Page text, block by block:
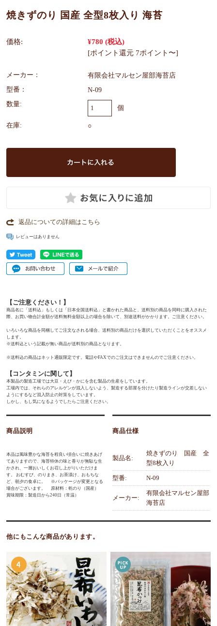
焼きずのり 国産 全型8枚入り 海苔
価格: ¥780 (税込)
[ポイント還元 7ポイント〜]
メーカー：
有限会社マルセン屋部海苔店
型番：
N-09
数量:
個
在庫: ○
返品についての詳細はこちら
レビューはありません
【ご注意ください！】
商品名に「送料込」もしくは「日本全国送料込」と書かれた商品と、送料別の商品を同時に購入された
際、お買い物合計金額が送料無料金額以上の場合を除いて、別途送料がかかります。ご注意ください。
いろいろな商品を同梱してご注文なされる場合、送料別の商品だけを選択していただくことをオススメ
します。
※送料込という記載が無い商品が送料別の商品となります。
※送料込の商品はネット通販限定です。電話やFAXでのご注文はできませんのでご注意ください。
【コンタミンに関して】
本製品の製造工場では大豆・えび・かにを含む製品の生産をしています。
工場内では、それらのアレルゲンが混入しないよう、製造する部屋を分けたり製造ラインが交差しない
ようにするなど混入防止の対策をしています。
しかし、もし気になるようでしたらご注意ください。
商品説明
本品は風味豊かな海苔を程良い頃合いに焼きあげ
てありますので、海苔特休の味と香りが無駄な生
かされ、一層おいしくお召し上がりいただけま
す。 おむすび、のりまき、お茶漬け、おもちな
ど、朝夕の食卓に。 ※パッケージが変更となる
場合がございます。 原材料：乾のり（国産）
賞味期限：製造日から240日（常温）
商品仕様
製品名:
焼きずのり 国産 全
型8枚入り
型番: N-09
メーカー:
有限会社マルセン屋部
海苔店
他にもこんな商品があります。